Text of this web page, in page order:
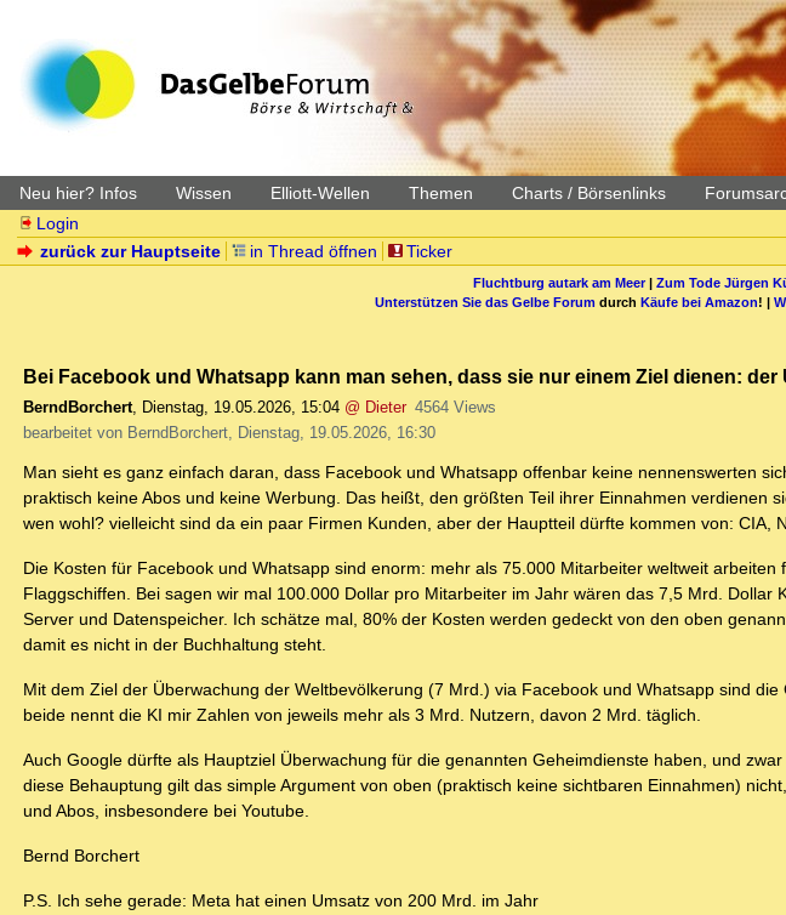
Neu hier? Infos Wissen Elliott-Wellen Themen Charts / Börsenlinks
Login
zurück zur Hauptseite
in Thread öffnen Ticker
Fluchtburg autark am Meer| Zum Tode Jürgen
Unterstützen Sie das Gelbe Forum durch Käufe bei Amazon! |
Bei Facebook und Whatsapp kann man sehen, dass sie nur einem Ziel dienen:
BerndBorchert, Dienstag, 19.05.2026, 15:04 @ Dieter 4564 Views
bearbeitet von BerndBorchert, Dienstag, 19.05.2026, 16:30
Man sieht es ganz einfach daran, dass Facebook und Whatsapp offenbar keine nennenswerten
praktisch keine Abos und keine Werbung. Das heißt, den größten Teil ihrer Einnahmen verdienen
wen wohl? vielleicht sind da ein paar Firmen Kunden, aber der Hauptteil dürfte kommen von: CIA,
Die Kosten für Facebook und Whatsapp sind enorm: mehr als 75.000 Mitarbeiter weltweit
Flaggschiffen. Bei sagen wir mal 100.000 Dollar pro Mitarbeiter im Jahr wären das 7,5 Mrd. Dollar
Server und Datenspeicher. Ich schätze mal, 80% der Kosten werden gedeckt von den oben
damit es nicht in der Buchhaltung steht.
Mit dem Ziel der Überwachung der Weltbevölkerung (7 Mrd.) via Facebook und Whatsapp sind
beide nennt die KI mir Zahlen von jeweils mehr als 3 Mrd. Nutzern, davon 2 Mrd. täglich.
Auch Google dürfte als Hauptziel Überwachung für die genannten Geheimdienste haben, und
diese Behauptung gilt das simple Argument von oben (praktisch keine sichtbaren Einnahmen)
und Abos, insbesondere bei Youtube.
Bernd Borchert
P.S. Ich sehe gerade: Meta hat einen Umsatz von 200 Mrd. im Jahr